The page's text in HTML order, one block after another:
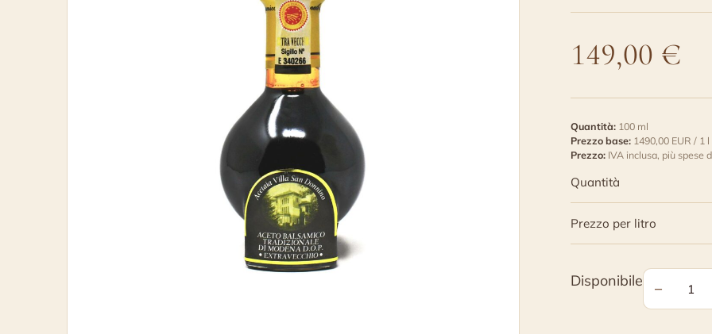
149,00 €
Quantità:100 ml
Prezzo base:1490,00 EUR / 1 l
Prezzo:IVA inclusa, più spese
Quantità
Prezzo per litro
Disponibile
Extra
−